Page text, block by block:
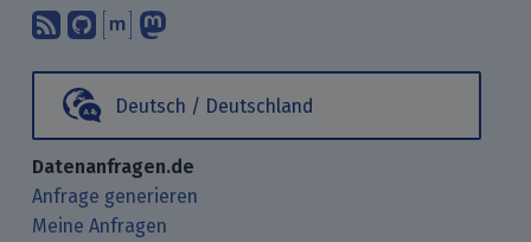
Abonniere unsere Blogbeiträge mit
Finde uns bei GitHub.
Unterhalte Dich mit uns über
Deutsch / Deutschland
Datenanfragen.de
Anfrage generieren
Meine Anfragen